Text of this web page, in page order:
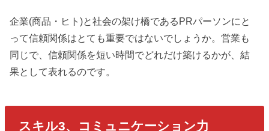
企業(商品・ヒト)と社会の架け橋であるPRパーソンにと
って信頼関係はとても重要ではないでしょうか。営業も
同じで、信頼関係を短い時間でどれだけ築けるかが、結
果として表れるのです。
スキル3、コミュニケーション力